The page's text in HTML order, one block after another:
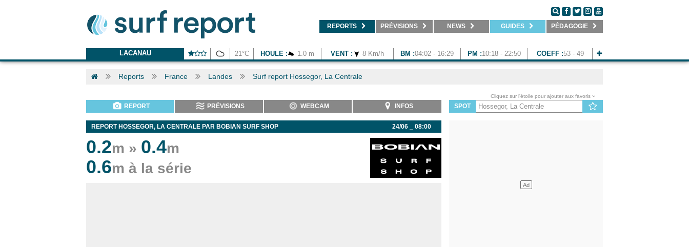
REPORTS PRÉVISIONS NEWS GUIDES PÉDAGOGIE
LACANAU 21°C HOULE : 1.0 m VENT : 8 Km/h BM :04:02 - 16:29 PM :10:18 - 22:50 COEFF :53 - 49
Reports France Landes Surf report Hossegor, La Centrale
REPORT PRÉVISIONS WEBCAM INFOS
24/06 _ 08:00
REPORT HOSSEGOR, LA CENTRALE PAR BOBIAN SURF SHOP
0.2m » 0.4m
0.6m à la série
Cliquez sur l'étoile pour ajouter aux favoris
SPOT